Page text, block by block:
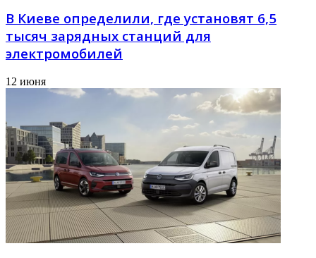
В Киеве определили, где установят 6,5
тысяч зарядных станций для
электромобилей
12 июня